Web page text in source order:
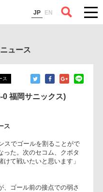
JP EN
ニュース
ス
0 福岡サニックス)
ルース
ンスでゴールを割ることがで
賭けて戦いたいと思います」